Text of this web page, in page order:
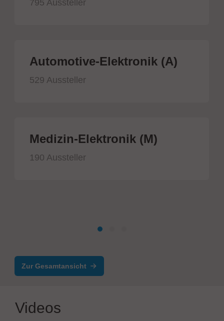
795 Aussteller
Automotive-Elektronik (A)
529 Aussteller
Medizin-Elektronik (M)
190 Aussteller
Zur Gesamtansicht
Videos